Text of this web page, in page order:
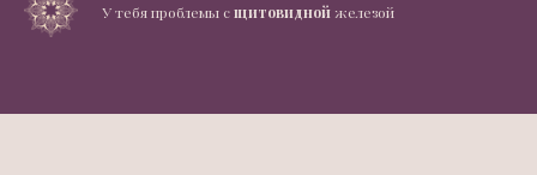
У тебя проблемы сщитовидной железой